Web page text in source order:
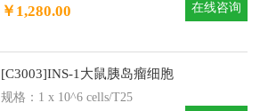
￥1,280.00 在线咨询
[C3003]INS-1大鼠胰岛瘤细胞
规格：1 x 10^6 cells/T25